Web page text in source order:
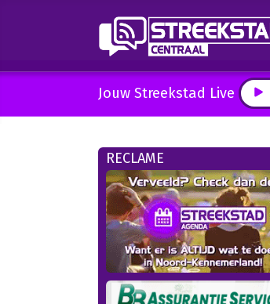
Jouw Streekstad Live
RECLAME